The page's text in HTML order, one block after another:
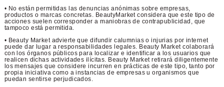
• No están permitidas las denuncias anónimas sobre empresas,
productos o marcas concretas. BeautyMarket considera que este tipo de
acciones suelen corresponder a maniobras de contrapublicidad, que
tampoco está permitida.
• Beauty Market advierte que difundir calumnias o injurias por internet
puede dar lugar a responsabilidades legales. Beauty Market colaborará
con los órganos públicos para localizar e identificar a los usuarios que
realicen dichas actividades ilícitas. Beauty Market retirará diligentemente
los mensajes que considere incurren en prácticas de este tipo, tanto por
propia iniciativa como a instancias de empresas u organismos que
puedan sentirse perjudicados.